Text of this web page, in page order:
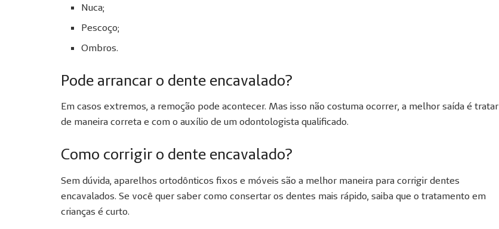
Nuca;
Pescoço;
Ombros.
Pode arrancar o dente encavalado?
Em casos extremos, a remoção pode acontecer. Mas isso não costuma ocorrer, a melhor saída é tratar
de maneira correta e com o auxílio de um odontologista qualificado.
Como corrigir o dente encavalado?
Sem dúvida, aparelhos ortodônticos fixos e móveis são a melhor maneira para corrigir dentes
encavalados. Se você quer saber como consertar os dentes mais rápido, saiba que o tratamento em
crianças é curto.